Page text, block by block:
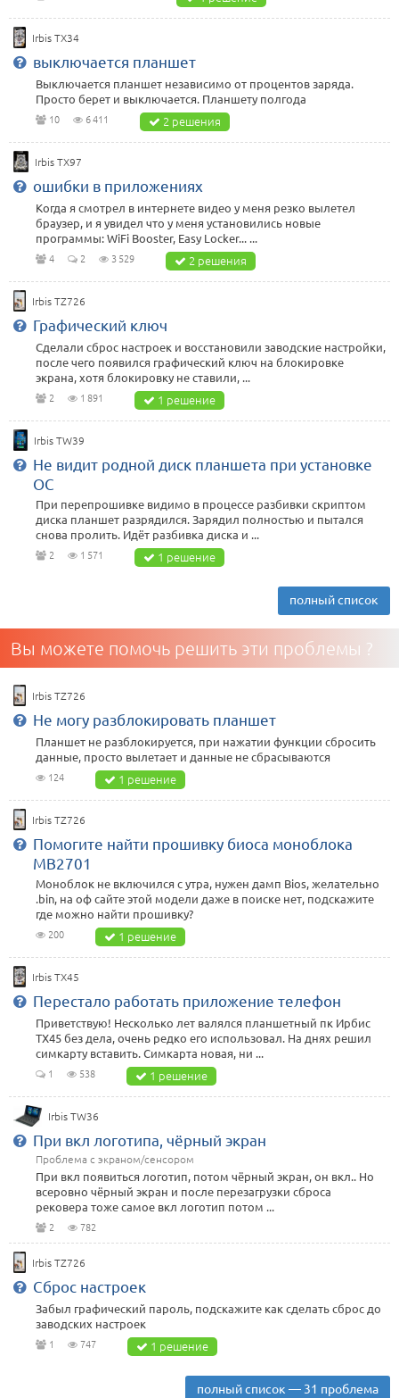
Irbis TX34
выключается планшет
Выключается планшет независимо от процентов заряда.
Просто берет и выключается. Планшету полгода
10 6 411 2 решения
Irbis TX97
ошибки в приложениях
Когда я смотрел в интернете видео у меня резко вылетел
браузер, и я увидел что у меня установились новые
программы: WiFi Booster, Easy Locker... ...
4 2 3 529 2 решения
Irbis TZ726
Графический ключ
Сделали сброс настроек и восстановили заводские настройки,
после чего появился графический ключ на блокировке
экрана, хотя блокировку не ставили, ...
2 1 891 1 решение
Irbis TW39
Не видит родной диск планшета при установке
ОС
При перепрошивке видимо в процессе разбивки скриптом
диска планшет разрядился. Зарядил полностью и пытался
снова пролить. Идёт разбивка диска и ...
2 1 571 1 решение
полный список
Вы можете помочь решить эти проблемы ?
Irbis TZ726
Не могу разблокировать планшет
Планшет не разблокируется, при нажатии функции сбросить
данные, просто вылетает и данные не сбрасываются
124 1 решение
Irbis TZ726
Помогите найти прошивку биоса моноблока
MB2701
Моноблок не включился с утра, нужен дамп Bios, желательно
.bin, на оф сайте этой модели даже в поиске нет, подскажите
где можно найти прошивку?
200 1 решение
Irbis TX45
Перестало работать приложение телефон
Приветствую! Несколько лет валялся планшетный пк Ирбис
TX45 без дела, очень редко его использовал. На днях решил
симкарту вставить. Симкарта новая, ни ...
1 538 1 решение
Irbis TW36
При вкл логотипа, чёрный экран
Проблема с экраном/сенсором
При вкл появиться логотип, потом чёрный экран, он вкл.. Но
всеровно чёрный экран и после перезагрузки сброса
рековера тоже самое вкл логотип потом ...
2 782
Irbis TZ726
Сброс настроек
Забыл графический пароль, подскажите как сделать сброс до
заводских настроек
1 747 1 решение
полный список — 31 проблема